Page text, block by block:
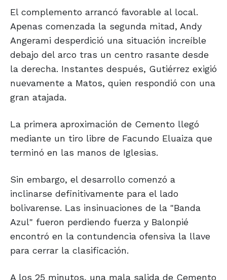
El complemento arrancó favorable al local.
Apenas comenzada la segunda mitad, Andy
Angerami desperdició una situación increíble
debajo del arco tras un centro rasante desde
la derecha. Instantes después, Gutiérrez exigió
nuevamente a Matos, quien respondió con una
gran atajada.
La primera aproximación de Cemento llegó
mediante un tiro libre de Facundo Eluaiza que
terminó en las manos de Iglesias.
Sin embargo, el desarrollo comenzó a
inclinarse definitivamente para el lado
bolivarense. Las insinuaciones de la "Banda
Azul" fueron perdiendo fuerza y Balonpié
encontró en la contundencia ofensiva la llave
para cerrar la clasificación.
A los 25 minutos, una mala salida de Cemento